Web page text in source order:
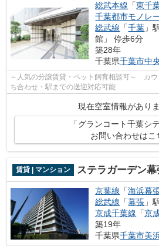
総武本線 「東千
千葉都市モノレ
総武線 「千葉 」
館」 停歩6分
築28年
千葉県千葉市中
～人気の分譲賃貸・ペット飼育相談可～
ち合わせ・駅までの送迎対応可能
現在空室情報がありま
「グランコート千葉シ
お問い合わせはこ
賃貸 | マンション ステラガーデン幕
京葉線 「海浜幕
総武線 「幕張 」
京成千葉線 「京
築19年
千葉県千葉市美